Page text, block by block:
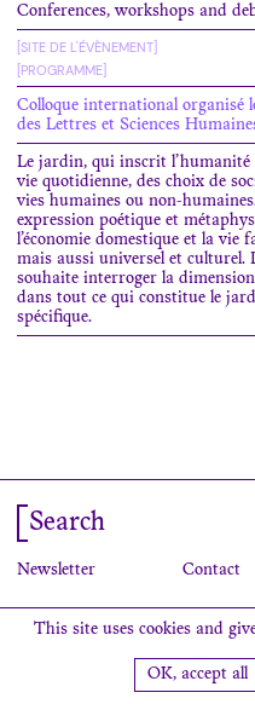
Conferences, workshops and
[SITE DE L'ÉVÈNEMENT]
[PROGRAMME]
Colloque international organisé
des Lettres et Sciences
Le jardin, qui inscrit l’humanité
vie quotidienne, des choix de
vies humaines ou non-
expression poétique et
l’économie domestique et la
mais aussi universel et culturel.
souhaite interroger la dimension
dans tout ce qui constitue le
spécifique.
Search
Newsletter Contact
This site uses cookies and
OK, accept all